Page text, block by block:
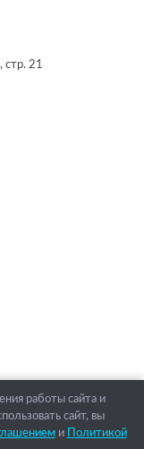
21
работы сайта и
сайт, вы
и
Политикой